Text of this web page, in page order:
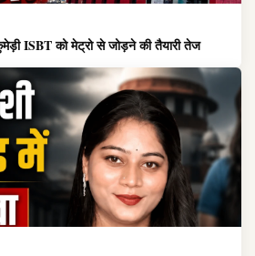
ISBT को मेट्रो से जोड़ने की तैयारी तेज